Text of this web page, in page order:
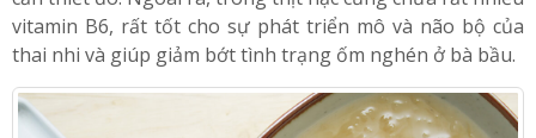
sinh non thì không thể không bổ sung sắt trong thai kỳ.
Và thịt nạc sẽ là lựa chọn tuyệt vời để bổ sung lượng sắt
cần thiết đó. Ngoài ra, trong thịt nạc cũng chứa rất nhiều
vitamin B6, rất tốt cho sự phát triển mô và não bộ của
thai nhi và giúp giảm bớt tình trạng ốm nghén ở bà bầu.